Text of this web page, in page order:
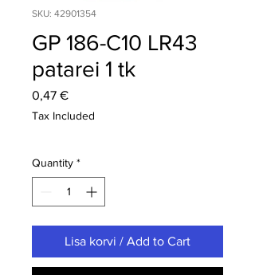
SKU: 42901354
GP 186-C10 LR43
patarei 1 tk
0,47 €Price
Tax Included
Quantity *
Lisa korvi / Add to Cart